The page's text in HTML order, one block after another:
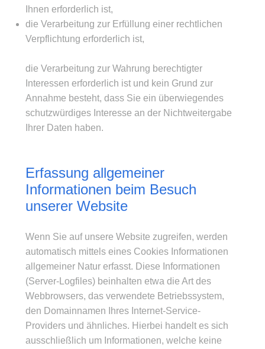
Ihnen erforderlich ist,
die Verarbeitung zur Erfüllung einer rechtlichen
Verpflichtung erforderlich ist,
die Verarbeitung zur Wahrung berechtigter
Interessen erforderlich ist und kein Grund zur
Annahme besteht, dass Sie ein überwiegendes
schutzwürdiges Interesse an der Nichtweitergabe
Ihrer Daten haben.
Erfassung allgemeiner
Informationen beim Besuch
unserer Website
Wenn Sie auf unsere Website zugreifen, werden
automatisch mittels eines Cookies Informationen
allgemeiner Natur erfasst. Diese Informationen
(Server-Logfiles) beinhalten etwa die Art des
Webbrowsers, das verwendete Betriebssystem,
den Domainnamen Ihres Internet-Service-
Providers und ähnliches. Hierbei handelt es sich
ausschließlich um Informationen, welche keine